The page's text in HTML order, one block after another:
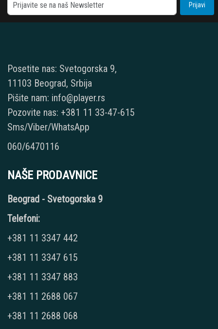
Prijavi
Posetite nas: Svetogorska 9,
11103 Beograd, Srbija
Pišite nam: info@player.rs
Pozovite nas: +381 11 33-47-615
Sms/Viber/WhatsApp
060/6470116
NAŠE PRODAVNICE
Beograd - Svetogorska 9
Telefoni:
+381 11 3347 442
+381 11 3347 615
+381 11 3347 883
+381 11 2688 067
+381 11 2688 068